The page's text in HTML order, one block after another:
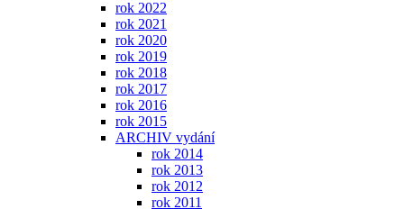
rok 2022
rok 2021
rok 2020
rok 2019
rok 2018
rok 2017
rok 2016
rok 2015
ARCHIV vydání
rok 2014
rok 2013
rok 2012
rok 2011